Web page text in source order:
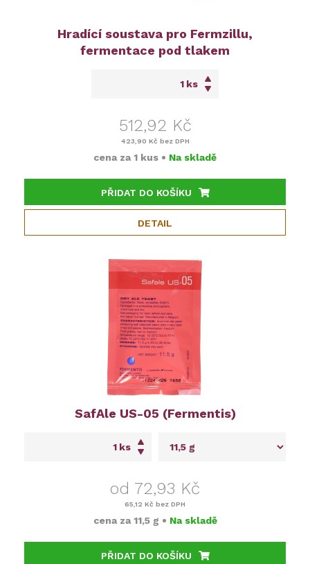
Hradící soustava pro Fermzillu,
fermentace pod tlakem
ks
512,92 Kč
423,90 Kč bez DPH
cena za 1 kus • Na skladě
PŘIDAT DO KOŠÍKU
DETAIL
SafAle US-05 (Fermentis)
ks
od 72,93 Kč
65,12 Kč bez DPH
cena za 11,5 g • Na skladě
PŘIDAT DO KOŠÍKU